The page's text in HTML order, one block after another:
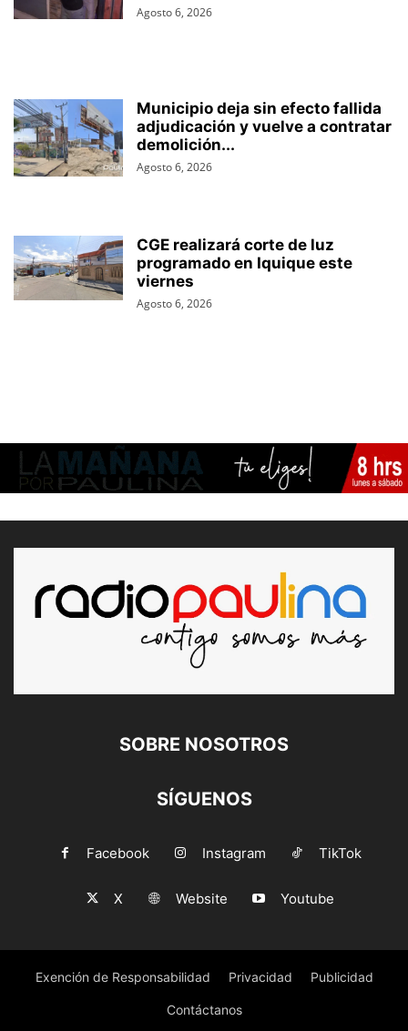
Agosto 6, 2026
Municipio deja sin efecto fallida
adjudicación y vuelve a contratar
demolición...
Agosto 6, 2026
CGE realizará corte de luz
programado en Iquique este
viernes
Agosto 6, 2026
SOBRE NOSOTROS
SÍGUENOS
Facebook Instagram TikTok
X Website Youtube
Exención de Responsabilidad Privacidad Publicidad
Contáctanos